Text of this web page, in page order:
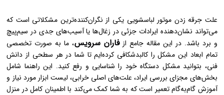
علت جرقه زدن موتور لباسشویی یکی از نگران‌کننده‌ترین مشکلاتی است که
می‌تواند نشان‌دهنده ایرادات جزئی در زغال‌ها یا آسیب‌های جدی در سیم‌پیچ
و برد باشد. در این مقاله جامع ازفاران سرویس، ما به صورت تخصصی
تمام ابعاد این مشکل را کالبدشکافی کرده‌ایم تا شما در هر سطحی از دانش
فنی، بتوانید مشکل دستگاه خود را شناسایی و رفع کنید. این راهنما شامل
بخش‌های مجزای بررسی ایراد، علت‌های اصلی خرابی، لیست ابزار مورد نیاز و
آموزش گام‌به‌گام تعمیر است که به شما کمک می‌کند با اطمینان کامل در منزل